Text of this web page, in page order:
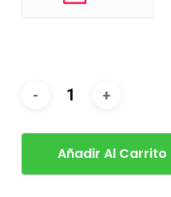
Añadir Al Carrito